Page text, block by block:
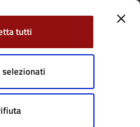
tutti
Cerca:
gli argomenti